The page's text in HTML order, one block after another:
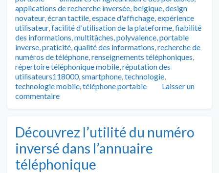
applications de recherche inversée, belgique,design
novateur,écran tactile,espace d'affichage,expérience
utilisateur,facilité d'utilisation de la plateforme,fiabilité
des informations,multitâches,polyvalence,portable
inverse,praticité,qualité des informations,recherche de
numéros de téléphone,renseignements téléphoniques,
répertoire téléphonique mobile,réputation des
utilisateurs118000,smartphone,technologie,
technologie mobile,téléphone portable
Laisser un
commentaire
Découvrez l’utilité du numéro
inversé dans l’annuaire
téléphonique